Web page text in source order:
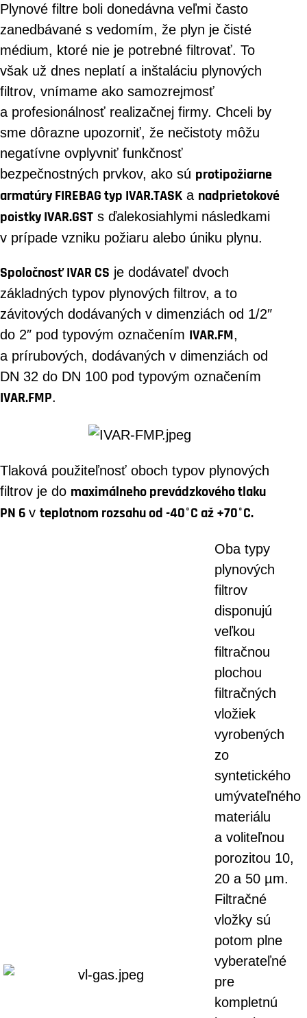
Plynové filtre boli donedávna veľmi často
zanedbávané s vedomím, že plyn je čisté
médium, ktoré nie je potrebné filtrovať. To
však už dnes neplatí a inštaláciu plynových
filtrov, vnímame ako samozrejmosť
a profesionálnosť realizačnej firmy. Chceli by
sme dôrazne upozorniť, že nečistoty môžu
negatívne ovplyvniť funkčnosť
bezpečnostných prvkov, ako sú protipožiarne
armatúry FIREBAG typ IVAR.TASK a nadprietokové
poistky IVAR.GST s ďalekosiahlymi následkami
v prípade vzniku požiaru alebo úniku plynu.
Spoločnosť IVAR CS je dodávateľ dvoch
základných typov plynových filtrov, a to
závitových dodávaných v dimenziách od 1/2″
do 2″ pod typovým označením IVAR.FM,
a prírubových, dodávaných v dimenziách od
DN 32 do DN 100 pod typovým označením
IVAR.FMP.
Tlaková použiteľnosť oboch typov plynových
filtrov je do maximálneho prevádzkového tlaku
PN 6 v teplotnom rozsahu od -40°C až +70°C.
Oba typy
plynových
filtrov
disponujú
veľkou
filtračnou
plochou
filtračných
vložiek
vyrobených
zo
syntetického
umývateľného
materiálu
a voliteľnou
porozitou 10,
20 a 50 µm.
Filtračné
vložky sú
potom plne
vyberateľné
pre
kompletnú